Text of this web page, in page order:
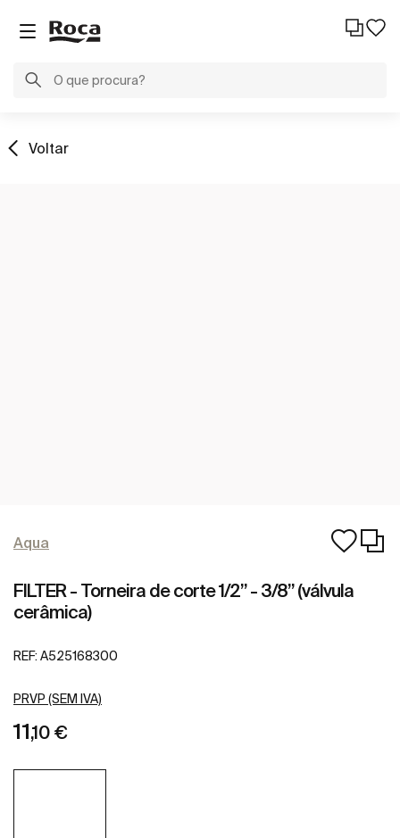
Voltar
Aqua
FILTER - Torneira de corte 1/2” - 3/8” (válvula
cerâmica)
REF: A525168300
PRVP (SEM IVA)
11,10 €